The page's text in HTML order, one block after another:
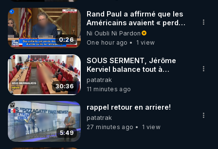
0:26
Rand Paul a affirmé que les
Américains avaient « perdu
la liberté » de décider pour
leur corps
Ni Oubli Ni Pardon
One hour ago
1 view
30:36
SOUS SERMENT, Jérôme
Kerviel balance tout à
l'Assemblée !.0.00-
patatrak
11 minutes ago
5:49
rappel retour en arriere!
patatrak
27 minutes ago
1 view